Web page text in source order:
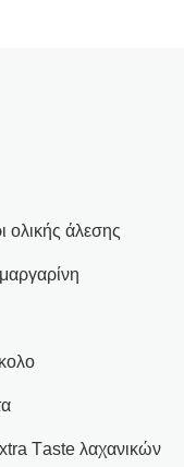
ολικής άλεσης
Τaste λαχανικών